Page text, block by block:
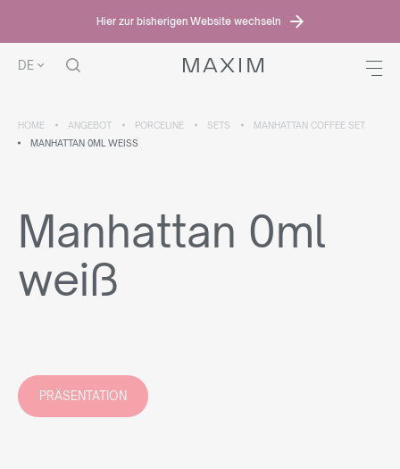
Hier zur bisherigen Website wechseln
DE
HOME ANGEBOT PORCELINE SETS
MANHATTAN COFFEE SET
MANHATTAN 0ML WEISS
Manhattan 0ml
weiß
PRÄSENTATION